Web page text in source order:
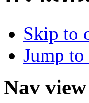
Skip to
Jump
Nav